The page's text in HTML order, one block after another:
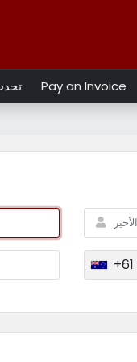
Pay an Invoice
+61